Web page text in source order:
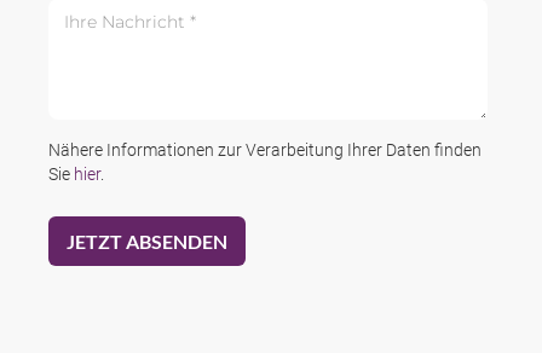
Nähere Informationen zur Verarbeitung Ihrer Daten finden
Sie hier.